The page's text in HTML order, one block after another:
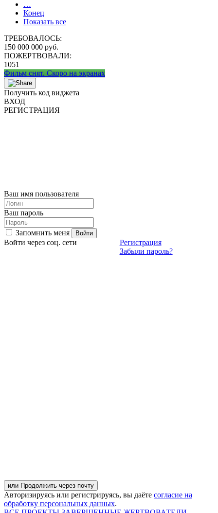
…
Конец
Показать все
ТРЕБОВАЛОСЬ:
150 000 000 руб.
ПОЖЕРТВОВАЛИ:
1051
Фильм снят. Скоро на экранах
Получить код виджета
ВХОД
РЕГИСТРАЦИЯ
Ваш имя пользователя
Ваш пароль
Запомнить меня
Регистрация
Забыли пароль?
Войти через соц. сети
или Продолжить через почту
Авторизируясь или регистрируясь, вы даёте согласие на
обработку персональных данных.